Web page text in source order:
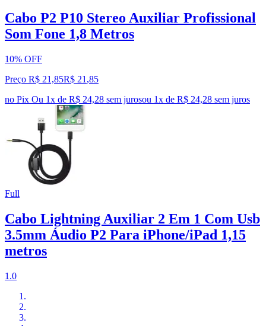
Cabo P2 P10 Stereo Auxiliar Profissional
Som Fone 1,8 Metros
10% OFF
Preço R$ 21,85R$ 21 ,85
no Pix Ou 1x de R$ 24,28 sem jurosou 1x de R$ 24,28 sem juros
Full
Cabo Lightning Auxiliar 2 Em 1 Com Usb
3.5mm Áudio P2 Para iPhone/iPad 1,15
metros
1.0